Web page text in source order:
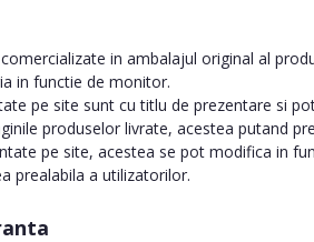
in ambalajul original al
in functie de monitor.
pe site sunt cu titlu de prezentare si
produselor livrate, acestea putand
pe site, acestea se pot modifica in
prealabila a utilizatorilor.